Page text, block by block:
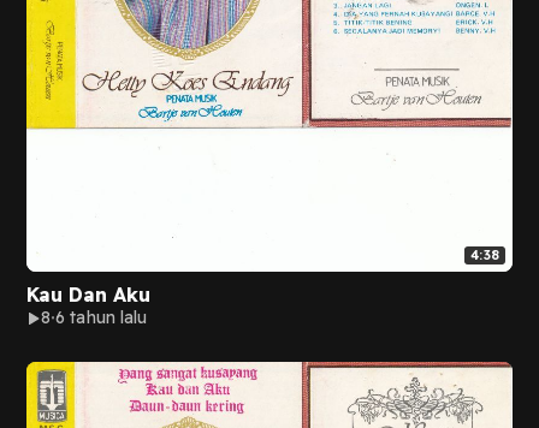
4:38
Kau Dan Aku
8 6 tahun lalu